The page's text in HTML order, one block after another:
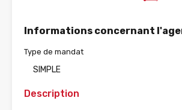
Informations concernant
Type de mandat
SIMPLE
Description